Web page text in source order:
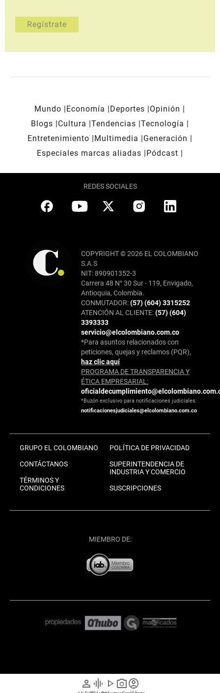
person graphic_eq play_arrow photo_cameraaccount_circle
Mundo Economía Deportes
Opinión
Blogs
Cultura Tendencias Tecnología
Entretenimiento
Multimedia
Generación
Especiales marcas aliadas
Pódcast
REDES SOCIALES
COPYRIGHT © 2026 EL COLOMBIANO
S.A.S
NIT: 890901352-3
Carrera 48 N° 30 Sur - 119, Envigado,
Antioquia, Colombia.
CONMUTADOR:(57) (604) 3315252
ATENCIÓN AL CLIENTE:(57) (604)
3393333
servicio@elcolombiano.com.co
*Para asuntos relacionados con
peticiones, quejas y reclamos (PQR),
haz clic aquí
PROGRAMA DE TRANSPARENCIA Y
ÉTICA EMPRESARIAL:
*Buzón exclusivo para notificaciones judiciales:
notificacionesjudiciales@elcolombiano.com.co
GRUPO EL COLOMBIANO
CONTÁCTANOS
TÉRMINOS Y
CONDICIONES
POLÍTICA DE PRIVACIDAD
SUPERINTENDENCIA DE
INDUSTRIA Y COMERCIO
SUSCRIPCIONES
MIEMBRO DE: